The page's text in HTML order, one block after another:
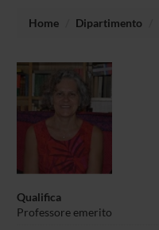
Home Dipartimento
Qualifica
Professore emerito